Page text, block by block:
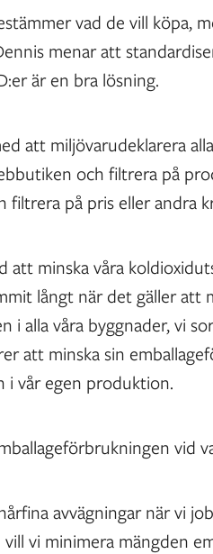
vad de vill köpa,
menar att
är en bra lösning.
att miljövarudeklarera
och filtrera på
filtrera på pris eller andra
att minska våra
långt när det gäller att
i alla våra byggnader, vi
att minska sin
i vår egen produktion.
vid
avvägningar när vi
vi minimera mängden